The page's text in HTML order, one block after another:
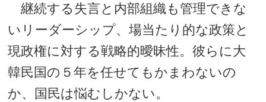
継続する失言と内部組織も管理できな
いリーダーシップ、場当たり的な政策と
現政権に対する戦略的曖昧性。彼らに大
韓民国の５年を任せてもかまわないの
か、国民は悩むしかない。